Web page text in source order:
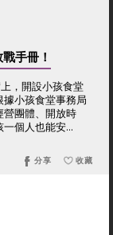
手冊！
，開設小孩食堂
小孩食堂事務局
營團體、開放時
個人也能安...
收藏
分享